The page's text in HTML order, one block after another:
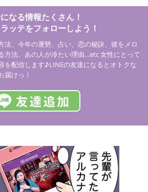
なる情報たくさん！
ッテをフォローしよう！
法、今年の運勢、占い、恋の秘訣、彼をメロ
方法、あの人が冷たい理由…etc 女性にとって
を配信します♪LINEの友達になるとオトクな
届けっ！